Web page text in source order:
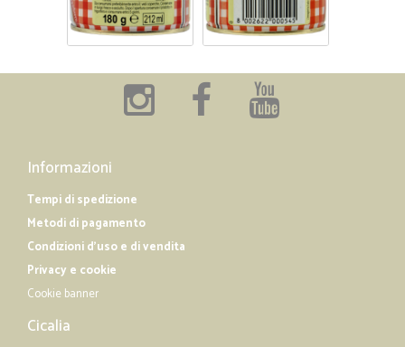
Informazioni
Tempi di spedizione
Metodi di pagamento
Condizioni d'uso e di vendita
Privacy e cookie
Cookie banner
Cicalia